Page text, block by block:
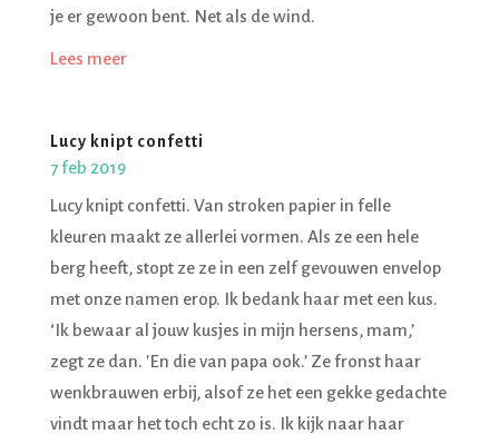
je er gewoon bent. Net als de wind.
Lees meer
Lucy knipt confetti
7 feb 2019
Lucy knipt confetti. Van stroken papier in felle
kleuren maakt ze allerlei vormen. Als ze een hele
berg heeft, stopt ze ze in een zelf gevouwen envelop
met onze namen erop. Ik bedank haar met een kus.
‘Ik bewaar al jouw kusjes in mijn hersens, mam,’
zegt ze dan. 'En die van papa ook.’ Ze fronst haar
wenkbrauwen erbij, alsof ze het een gekke gedachte
vindt maar het toch echt zo is. Ik kijk naar haar